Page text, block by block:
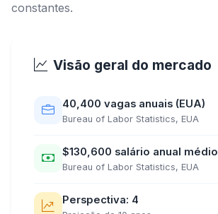
constantes.
Visão geral do mercado
40,400 vagas anuais (EUA)
Bureau of Labor Statistics, EUA
$130,600 salário anual médio
Bureau of Labor Statistics, EUA
Perspectiva: 4